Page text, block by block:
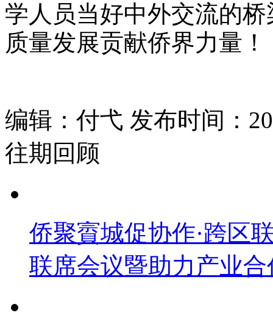
学人员当好中外交流的
质量发展贡献侨界力量！
编辑：付弋 发布时间：
往期回顾
侨聚賨城促协作·跨区
联席会议暨助力产业